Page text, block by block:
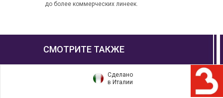
до более коммерческих линеек.
СМОТРИТЕ ТАКЖЕ
Сделано
в Италии